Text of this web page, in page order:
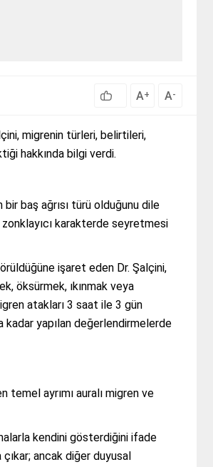
A+ A-
migrenin türleri, belirtileri,
hakkında bilgi verdi.
baş ağrısı türü olduğunu dile
karakterde seyretmesi
işaret eden Dr. Şalçini,
öksürmek, ıkınmak veya
atakları 3 saat ile 3 gün
kadar yapılan değerlendirmelerde
temel ayrımı auralı migren ve
kendini gösterdiğini ifade
ancak diğer duyusal